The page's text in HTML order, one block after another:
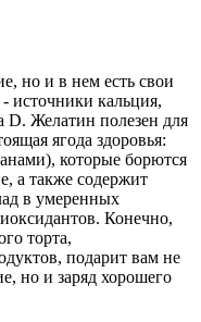
но и в нем есть свои
источники кальция,
D. Желатин полезен для
ягода здоровья:
которые борются
а также содержит
в умеренных
Конечно,
торта,
подарит вам не
но и заряд хорошего